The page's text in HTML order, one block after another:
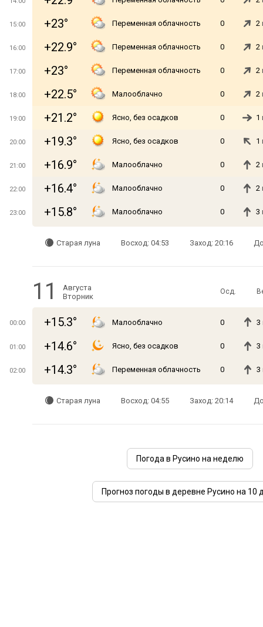
15:00 +23° Переменная облачность 0 2
16:00 +22.9° Переменная облачность 0 2
17:00 +23° Переменная облачность 0 2
18:00 +22.5° Малооблачно 0 2
19:00 +21.2° Ясно, без осадков 0 1
20:00 +19.3° Ясно, без осадков 0 1
21:00 +16.9° Малооблачно 0 2
22:00 +16.4° Малооблачно 0 2
23:00 +15.8° Малооблачно 0 3
Старая луна Восход: 04:53 Заход: 20:16
11
Августа
Вторник
Осд.
00:00 +15.3° Малооблачно 0 3
01:00 +14.6° Ясно, без осадков 0 3
02:00 +14.3° Переменная облачность 0 3
Старая луна Восход: 04:55 Заход: 20:14
Погода в Русино на неделю
Прогноз погоды в деревне Русино на 10